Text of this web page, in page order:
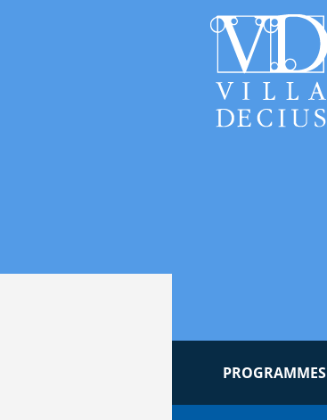
PROGRAMMES